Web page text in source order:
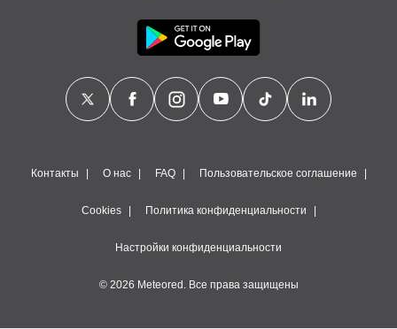
Контакты О нас FAQ Пользовательское соглашение
Cookies Политика конфиденциальности
Настройки конфиденциальности
© 2026 Meteored. Все права защищены